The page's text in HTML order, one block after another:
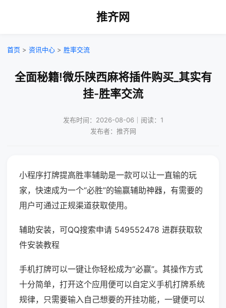
推齐网
首页 > 资讯中心 > 胜率交流
全面秘籍!微乐陕西麻将插件购买_其实有
挂-胜率交流
发布时间：2026-08-06｜阅读：1
发布者：推齐网
小程序打牌提高胜率辅助是一款可以让一直输的玩
家，快速成为一个“必胜”的输赢辅助神器，有需要的
用户可通过正规渠道获取使用。
辅助安装，可QQ搜索申请 549552478 进群获取软
件安装教程
手机打牌可以一键让你轻松成为“必赢”。其操作方式
十分简单，打开这个应用便可以自定义手机打牌系统
规律，只需要输入自己想要的开挂功能，一键便可以